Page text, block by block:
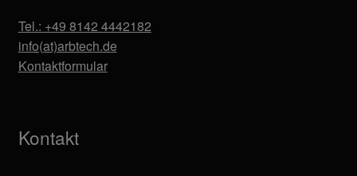
Tel.: +49 8142 4442182
info(at)arbtech.de
Kontaktformular
Kontakt